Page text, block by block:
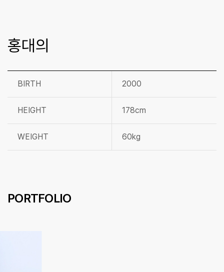
홍대의
BIRTH 2000
HEIGHT 178cm
WEIGHT 60kg
PORTFOLIO